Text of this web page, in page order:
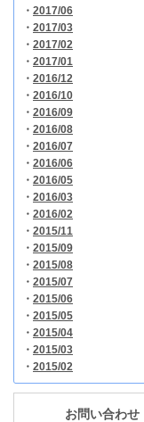
・ 2017/06
・ 2017/03
・ 2017/02
・ 2017/01
・ 2016/12
・ 2016/10
・ 2016/09
・ 2016/08
・ 2016/07
・ 2016/06
・ 2016/05
・ 2016/03
・ 2016/02
・ 2015/11
・ 2015/09
・ 2015/08
・ 2015/07
・ 2015/06
・ 2015/05
・ 2015/04
・ 2015/03
・ 2015/02
お問い合わせ